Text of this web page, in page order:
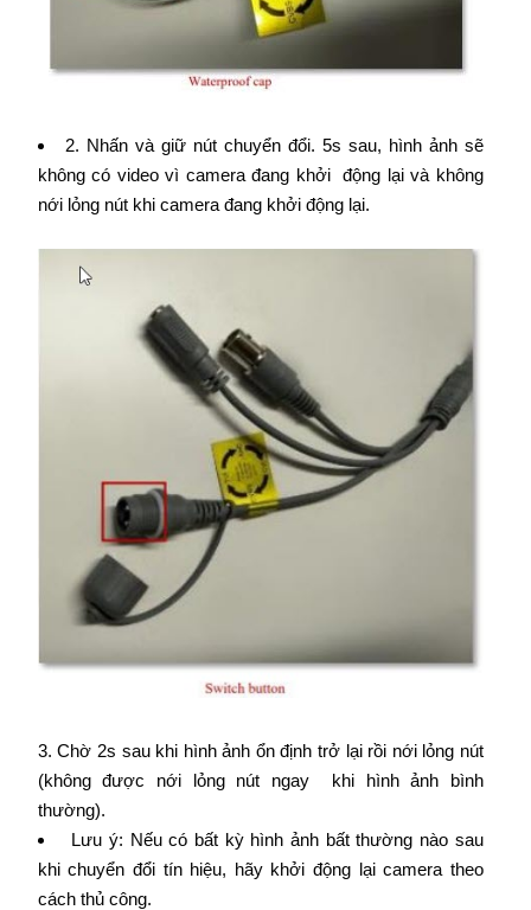
2. Nhấn và giữ nút chuyển đổi. 5s sau, hình ảnh sẽ
không có video vì camera đang khởi động lại và không
nới lỏng nút khi camera đang khởi động lại.
3. Chờ 2s sau khi hình ảnh ổn định trở lại rồi nới lỏng nút
(không được nới lỏng nút ngay khi hình ảnh bình
thường).
Lưu ý: Nếu có bất kỳ hình ảnh bất thường nào sau
khi chuyển đổi tín hiệu, hãy khởi động lại camera theo
cách thủ công.